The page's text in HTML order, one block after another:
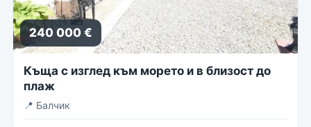
240 000 €
Къща с изглед към морето и в близост до
плаж
📍 Балчик